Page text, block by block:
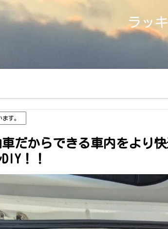
ラッ
す。
車だからできる車内をより
！！